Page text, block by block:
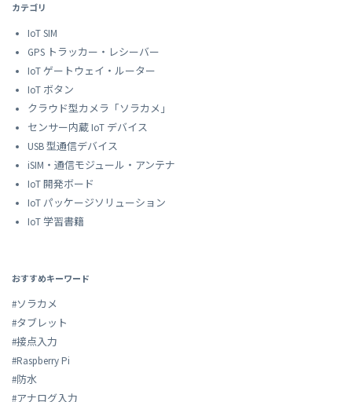
カテゴリ
IoT SIM
GPS トラッカー・レシーバー
IoT ゲートウェイ・ルーター
IoT ボタン
クラウド型カメラ「ソラカメ」
センサー内蔵 IoT デバイス
USB 型通信デバイス
iSIM・通信モジュール・アンテナ
IoT 開発ボード
IoT パッケージソリューション
IoT 学習書籍
おすすめキーワード
#ソラカメ
#タブレット
#接点入力
#Raspberry Pi
#防水
#アナログ入力